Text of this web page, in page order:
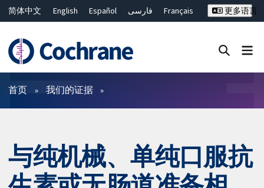
简体中文 English Español فارسی
Français
ไทย
繁體中文
更多语言
过滤
首页 我们的证据
与纯机械、单纯口服抗